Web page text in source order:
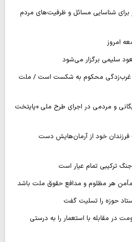
شناسایی مسائل و ظرفیت‌های مردم
امروز
سلیمی برگزار می‌شود
و غرب‌زدگی محکوم به شکست است / ملت
و مردمی در اجرای طرح ملی «پایتخت
خود از آرمان‌هایش دست
ترکیبی تمام عیار است
مأمن هر مظلوم و مدافع حقوق ملت باشد
حوزه را تسلیت گفت
در مقابله با استعمار را به درستی